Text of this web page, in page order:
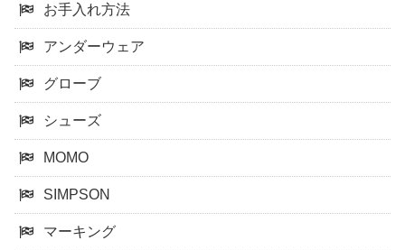
お手入れ方法
アンダーウェア
グローブ
シューズ
MOMO
SIMPSON
マーキング